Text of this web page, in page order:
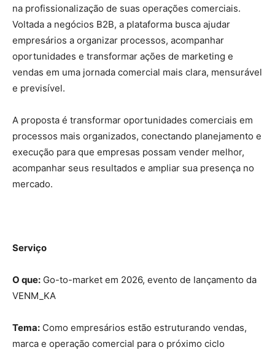
na profissionalização de suas operações comerciais.
Voltada a negócios B2B, a plataforma busca ajudar
empresários a organizar processos, acompanhar
oportunidades e transformar ações de marketing e
vendas em uma jornada comercial mais clara, mensurável
e previsível.
A proposta é transformar oportunidades comerciais em
processos mais organizados, conectando planejamento e
execução para que empresas possam vender melhor,
acompanhar seus resultados e ampliar sua presença no
mercado.
Serviço
O que: Go-to-market em 2026, evento de lançamento da
VENM_KA
Tema: Como empresários estão estruturando vendas,
marca e operação comercial para o próximo ciclo